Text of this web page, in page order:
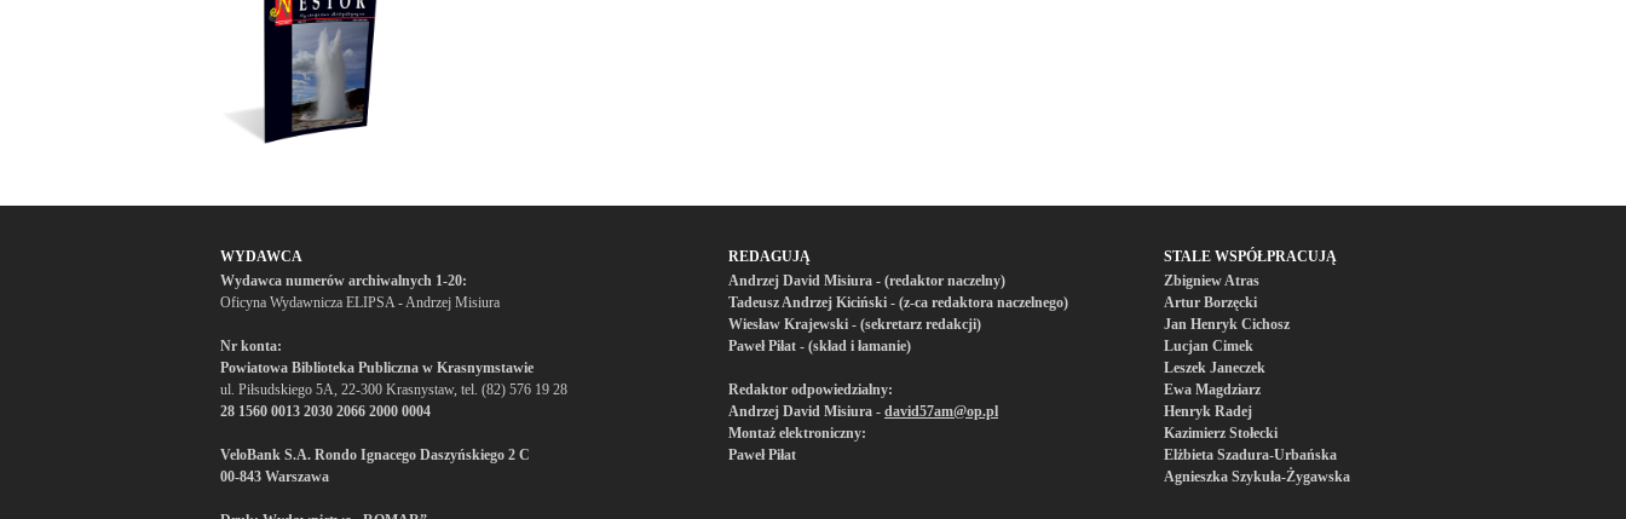
WYDAWCA
Wydawca numerów archiwalnych 1-20:
Oficyna Wydawnicza ELIPSA - Andrzej Misiura
Nr konta:
Powiatowa Biblioteka Publiczna w Krasnymstawie
ul. Piłsudskiego 5A, 22-300 Krasnystaw, tel. (82) 576 19 28
28 1560 0013 2030 2066 2000 0004
VeloBank S.A. Rondo Ignacego Daszyńskiego 2 C
00-843 Warszawa
REDAGUJĄ
Andrzej David Misiura - (redaktor naczelny)
Tadeusz Andrzej Kiciński - (z-ca redaktora naczelnego)
Wiesław Krajewski - (sekretarz redakcji)
Paweł Piłat - (skład i łamanie)
Redaktor odpowiedzialny:
Andrzej David Misiura - david57am@op.pl
Montaż elektroniczny:
Paweł Piłat
STALE WSPÓŁPRACUJĄ
Zbigniew Atras
Artur Borzęcki
Jan Henryk Cichosz
Lucjan Cimek
Leszek Janeczek
Ewa Magdziarz
Henryk Radej
Kazimierz Stołecki
Elżbieta Szadura-Urbańska
Agnieszka Szykuła-Żygawska